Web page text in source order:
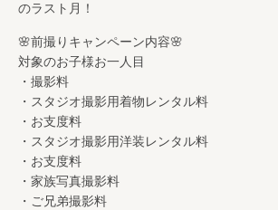
のラスト月！
🌸前撮りキャンペーン内容🌸
対象のお子様お一人目
・撮影料
・スタジオ撮影用着物レンタル料
・お支度料
・スタジオ撮影用洋装レンタル料
・お支度料
・家族写真撮影料
・ご兄弟撮影料